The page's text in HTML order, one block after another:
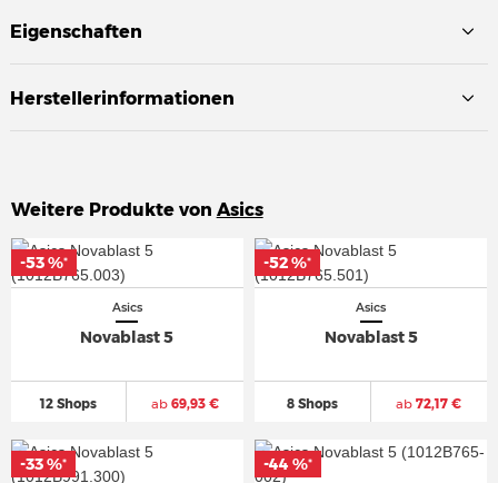
Eigenschaften
Herstellerinformationen
Weitere Produkte von Asics
Asics
Novablast 5
12 Shops ab69,93 €
-53 %*
-53 %*
Asics
Novablast 5
8 Shops ab 72,17 €
-52 %*
-52 %*
-33 %*
-33 %* -44 %*
-44 %*